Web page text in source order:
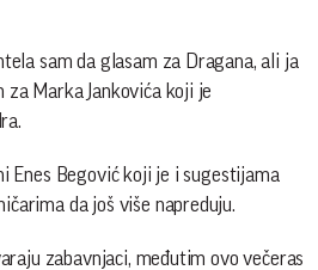
sam da glasam za Dragana, ali ja
Marka Jankovića koji je
Enes Begović koji je i sugestijama
da još više napreduju.
zabavnjaci, međutim ovo večeras